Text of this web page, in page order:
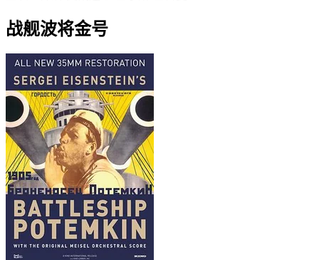
战舰波将金号